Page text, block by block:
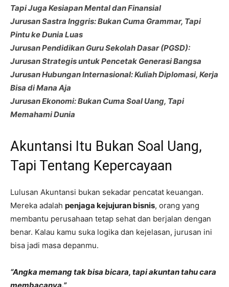
Tapi Juga Kesiapan Mental dan Finansial
Jurusan Sastra Inggris: Bukan Cuma Grammar, Tapi
Pintu ke Dunia Luas
Jurusan Pendidikan Guru Sekolah Dasar (PGSD):
Jurusan Strategis untuk Pencetak Generasi Bangsa
Jurusan Hubungan Internasional: Kuliah Diplomasi, Kerja
Bisa di Mana Aja
Jurusan Ekonomi: Bukan Cuma Soal Uang, Tapi
Memahami Dunia
Akuntansi Itu Bukan Soal Uang,
Tapi Tentang Kepercayaan
Lulusan Akuntansi bukan sekadar pencatat keuangan.
Mereka adalah penjaga kejujuran bisnis, orang yang
membantu perusahaan tetap sehat dan berjalan dengan
benar. Kalau kamu suka logika dan kejelasan, jurusan ini
bisa jadi masa depanmu.
“Angka memang tak bisa bicara, tapi akuntan tahu cara